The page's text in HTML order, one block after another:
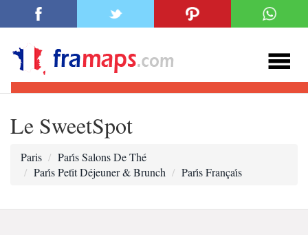
Le SweetSpot
Paris
Pari̇s Salons De Thé
Pari̇s Peti̇t Déjeuner & Brunch
Pari̇s Françai̇s